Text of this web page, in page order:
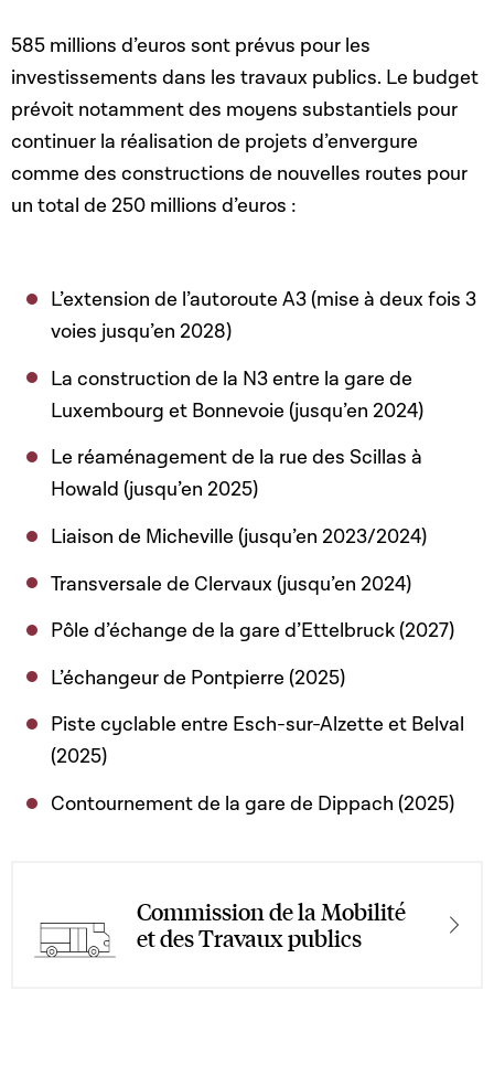
585 millions d’euros sont prévus pour les
investissements dans les travaux publics. Le budget
prévoit notamment des moyens substantiels pour
continuer la réalisation de projets d’envergure
comme des constructions de nouvelles routes pour
un total de 250 millions d’euros :
L’extension de l’autoroute A3 (mise à deux fois 3
voies jusqu’en 2028)
La construction de la N3 entre la gare de
Luxembourg et Bonnevoie (jusqu’en 2024)
Le réaménagement de la rue des Scillas à
Howald (jusqu’en 2025)
Liaison de Micheville (jusqu’en 2023/2024)
Transversale de Clervaux (jusqu’en 2024)
Pôle d’échange de la gare d’Ettelbruck (2027)
L’échangeur de Pontpierre (2025)
Piste cyclable entre Esch-sur-Alzette et Belval
(2025)
Contournement de la gare de Dippach (2025)
Commission de la Mobilité
et des Travaux publics